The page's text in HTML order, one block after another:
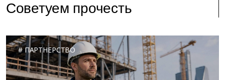
Советуем прочесть
ПАРТНЕРСТВО